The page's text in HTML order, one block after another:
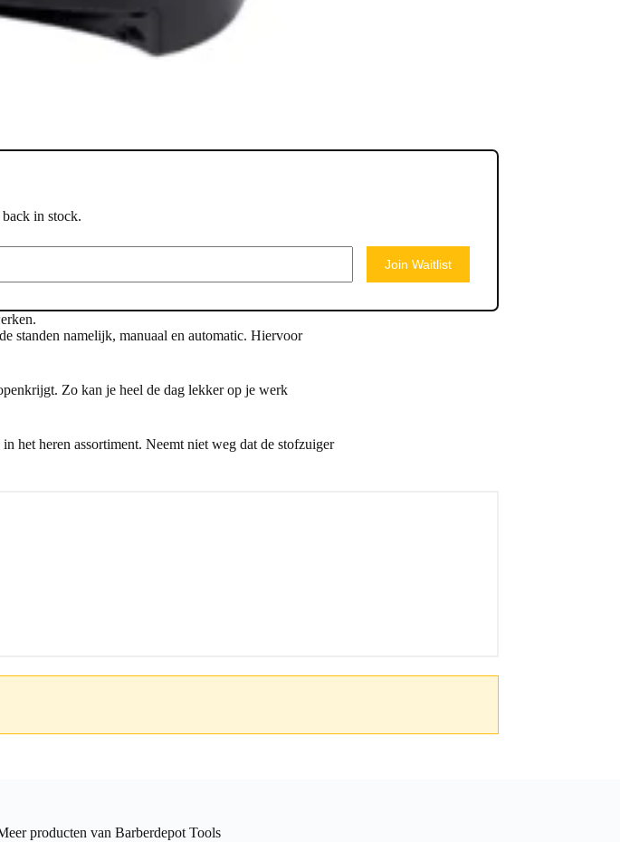
in stock.
Join Waitlist
standen namelijk, manuaal en automatic. Hiervoor
Zo kan je heel de dag lekker op je werk
het heren assortiment. Neemt niet weg dat de stofzuiger
producten van Barberdepot Tools